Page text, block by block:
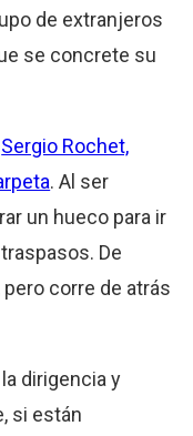
de extranjeros
se concrete su
Sergio Rochet,
. Al ser
un hueco para ir
De
corre de atrás
dirigencia y
si están